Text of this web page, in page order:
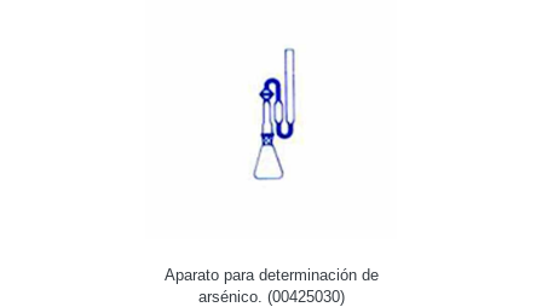
Aparato para determinación de
arsénico. (00425030)